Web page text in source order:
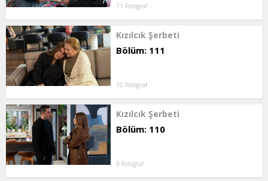
11 Fotoğraf
Kızılcık Şerbeti
Bölüm: 111
10 Fotoğraf
Kızılcık Şerbeti
Bölüm: 110
9 Fotoğraf